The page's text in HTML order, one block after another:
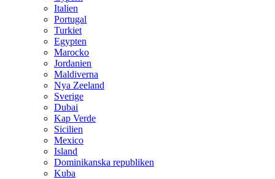
Italien
Portugal
Turkiet
Egypten
Marocko
Jordanien
Maldiverna
Nya Zeeland
Sverige
Dubai
Kap Verde
Sicilien
Mexico
Island
Dominikanska republiken
Kuba